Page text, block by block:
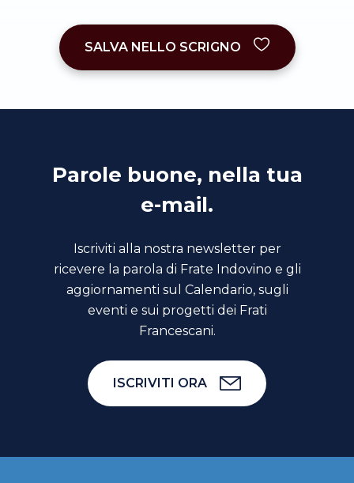
SALVA NELLO SCRIGNO
Parole buone, nella tua
e-mail.
Iscriviti alla nostra newsletter per
ricevere la parola di Frate Indovino e gli
aggiornamenti sul Calendario, sugli
eventi e sui progetti dei Frati
Francescani.
ISCRIVITI ORA